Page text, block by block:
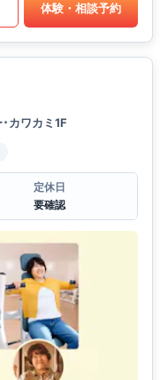
体験・相談予約
カワカミ1F
定休日
要確認